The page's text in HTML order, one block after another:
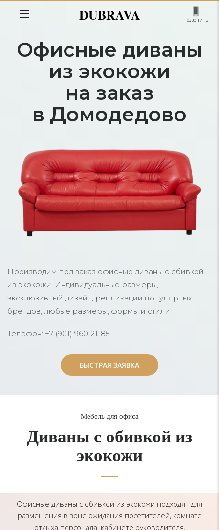
DUBRAVA позвонить
Офисные диваны
из экокожи
на заказ
в Домодедово
Производим под заказ офисные диваны с обивкой
из экокожи. Индивидуальные размеры,
эксклюзивный дизайн, репликации популярных
брендов, любые размеры, формы и стили
Телефон: +7 (901) 960-21-85
БЫСТРАЯ ЗАЯВКА
БЫСТРАЯ ЗАЯВКА
Мебель для офиса
Диваны с обивкой из
экокожи
Офисные диваны с обивкой из экокожи подходят для
размещения в зоне ожидания посетителей, комнате
отдыха персонала, кабинете руководителя,